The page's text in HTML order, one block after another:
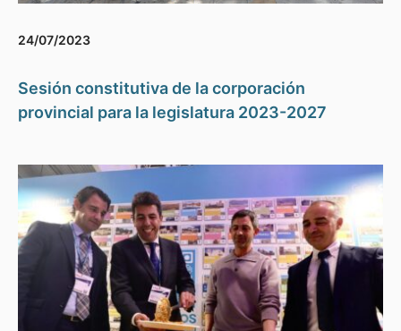
24/07/2023
Sesión constitutiva de la corporación
provincial para la legislatura 2023-2027